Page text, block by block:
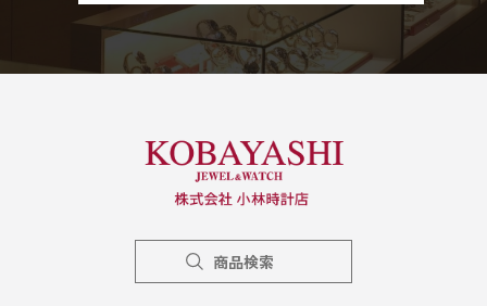
商品検索